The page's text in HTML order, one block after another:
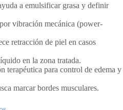
a emulsificar grasa y definir
vibración mecánica (power-
retracción de piel en casos
en la zona tratada.
terapéutica para control de edema y
marcar bordes musculares.